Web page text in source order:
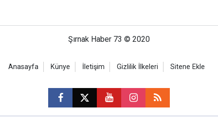
Şırnak Haber 73 © 2020
Anasayfa Künye İletişim Gizlilik İlkeleri Sitene Ekle